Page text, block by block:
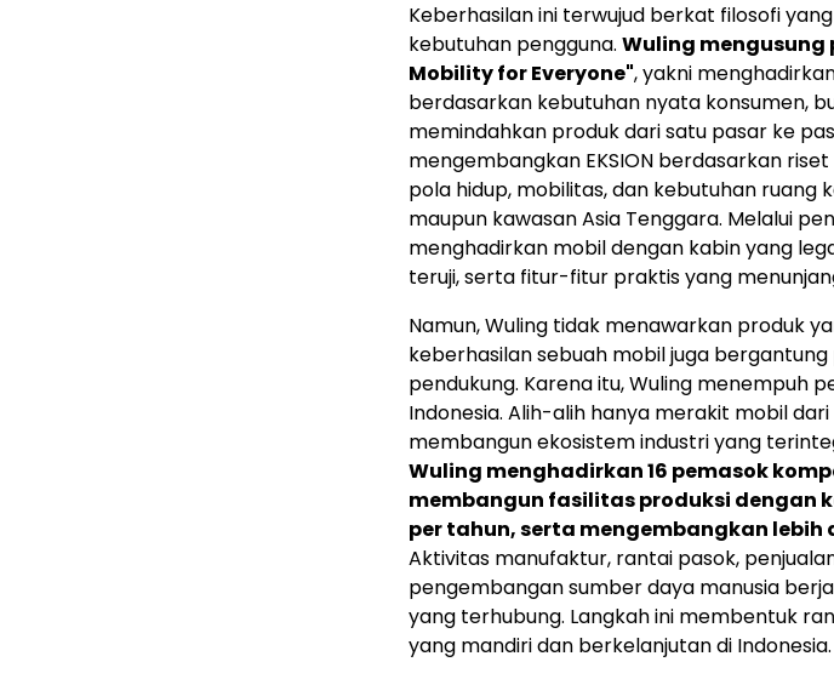
Keberhasilan ini terwujud berkat filosofi
kebutuhan pengguna. Wuling
Mobility for Everyone", yakni
berdasarkan kebutuhan nyata konsumen,
memindahkan produk dari satu pasar ke
mengembangkan EKSION berdasarkan
pola hidup, mobilitas, dan kebutuhan ruang
maupun kawasan Asia Tenggara. Melalui
menghadirkan mobil dengan kabin yang
teruji, serta fitur-fitur praktis yang
Namun, Wuling tidak menawarkan produk
keberhasilan sebuah mobil juga
pendukung. Karena itu, Wuling menempuh
Indonesia. Alih-alih hanya merakit mobil
membangun ekosistem industri yang
Wuling menghadirkan 16 pemasok
membangun fasilitas produksi dengan
per tahun, serta mengembangkan lebih
Aktivitas manufaktur, rantai pasok,
pengembangan sumber daya manusia
yang terhubung. Langkah ini membentuk
yang mandiri dan berkelanjutan di Indonesia.